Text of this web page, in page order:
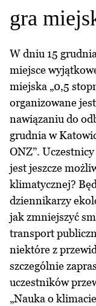
gra
W dniu 15
miejsce
miejska „0,5
organizowane
nawiązaniu do
grudnia w
ONZ”.
jest jeszcze
klimatycznej?
dziennikarzy
jak zmniejszyć
transport
niektóre z
szczególnie
uczestników
„Nauka o